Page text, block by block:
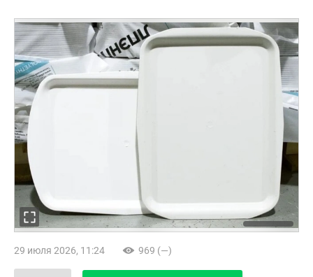
29 июля 2026, 11:24 969 (—)